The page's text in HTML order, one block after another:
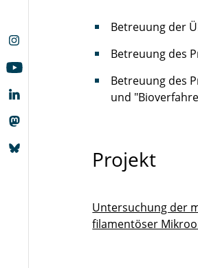
Betreuung der
Betreuung des
Betreuung des
und
Projekt
Untersuchung der
filamentöser